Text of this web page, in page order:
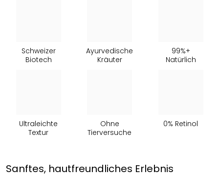
Schweizer
Biotech
Ayurvedische
Kräuter
99%+
Natürlich
Ultraleichte
Textur
Ohne
Tierversuche
0% Retinol
Sanftes, hautfreundliches Erlebnis